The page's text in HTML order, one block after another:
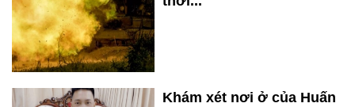
Khám xét nơi ở của Huấn